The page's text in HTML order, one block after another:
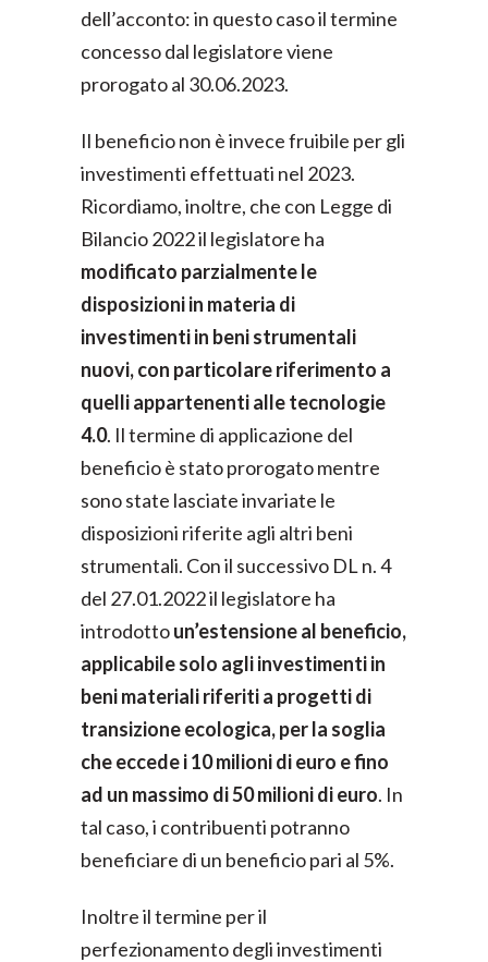
dell’acconto: in questo caso il termine
concesso dal legislatore viene
prorogato al 30.06.2023.
Il beneficio non è invece fruibile per gli
investimenti effettuati nel 2023.
Ricordiamo, inoltre, che con Legge di
Bilancio 2022 il legislatore ha
modificato parzialmente le
disposizioni in materia di
investimenti in beni strumentali
nuovi, con particolare riferimento a
quelli appartenenti alle tecnologie
4.0. Il termine di applicazione del
beneficio è stato prorogato mentre
sono state lasciate invariate le
disposizioni riferite agli altri beni
strumentali. Con il successivo DL n. 4
del 27.01.2022 il legislatore ha
introdottoun’estensione al beneficio,
applicabile solo agli investimenti in
beni materiali riferiti a progetti di
transizione ecologica, per la soglia
che eccede i 10 milioni di euro e fino
ad un massimo di 50 milioni di euro. In
tal caso, i contribuenti potranno
beneficiare di un beneficio pari al 5%.
Inoltre il termine per il
perfezionamento degli investimenti